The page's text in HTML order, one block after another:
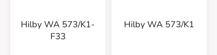
Hilby WA 573/K1-
F33
Hilby WA 573/K1